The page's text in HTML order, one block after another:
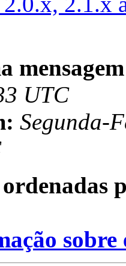
UTC
Segunda-
sobre